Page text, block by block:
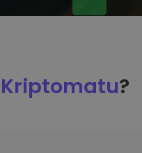
Kriptomatu?